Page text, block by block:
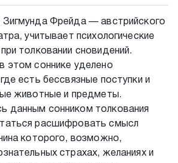
Зигмунда Фрейда — австрийского
учитывает психологические
толковании сновидений.
этом соннике уделено
есть бессвязные поступки и
животные и предметы.
данным сонником толкования
расшифровать смысл
которого, возможно,
страхах, желаниях и